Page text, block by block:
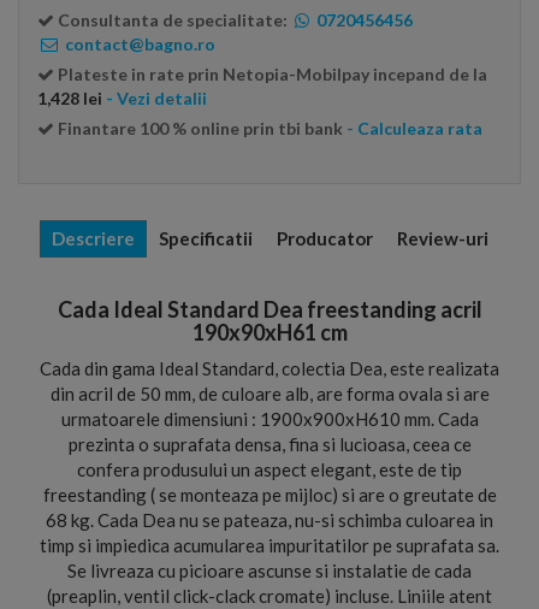
Consultanta de specialitate:
0720456456
contact@bagno.ro
Plateste in rate prin Netopia-Mobilpay incepand de la
1,428 lei - Vezi detalii
Finantare 100 % online prin tbi bank - Calculeaza rata
Descriere Specificatii Producator Review-uri
Cada Ideal Standard Dea freestanding acril
190x90xH61 cm
Cada din gama Ideal Standard, colectia Dea, este realizata
din acril de 50 mm, de culoare alb, are forma ovala si are
urmatoarele dimensiuni : 1900x900xH610 mm. Cada
prezinta o suprafata densa, fina si lucioasa, ceea ce
confera produsului un aspect elegant, este de tip
freestanding ( se monteaza pe mijloc) si are o greutate de
68 kg. Cada Dea nu se pateaza, nu-si schimba culoarea in
timp si impiedica acumularea impuritatilor pe suprafata sa.
Se livreaza cu picioare ascunse si instalatie de cada
(preaplin, ventil click-clack cromate) incluse. Liniile atent